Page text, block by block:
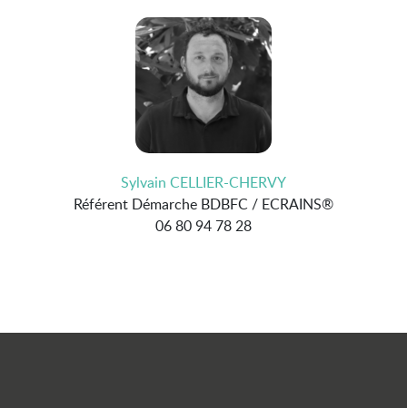
Sylvain CELLIER-CHERVY
Référent Démarche BDBFC / ECRAINS®
06 80 94 78 28